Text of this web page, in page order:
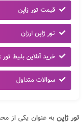
قیمت تور ژاپن
تور ژاپن ارزان
خرید آنلاین بلیط تور
سوالات متداول
تور ژاپن به عنوان یکی از